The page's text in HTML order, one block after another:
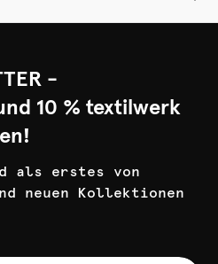
-
10 % textilwerk
als erstes von
neuen Kollektionen